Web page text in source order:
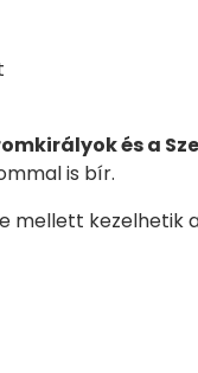
és a
is bír.
kezelhetik